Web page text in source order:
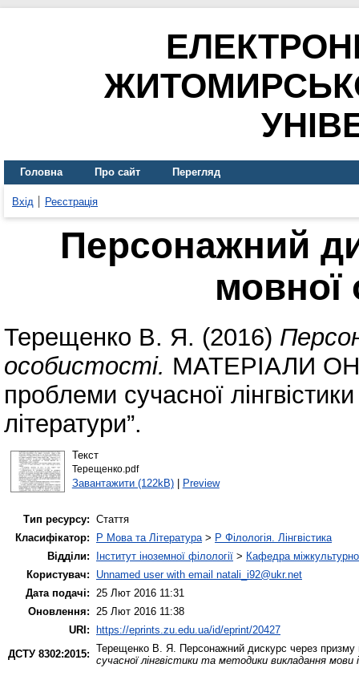
Головна Про сайт Перегляд
Вхід Реєстрація
Персонажний
мовної
Терещенко В. Я. (2016)
особистості. МАТЕРІАЛИ
проблеми сучасної
літератури”.
Текст
Терещенко.pdf
Завантажити (122kB)| Preview
Тип ресурсу: Стаття
Класифікатор:
P Мова та Література> P Філологія. Лінгвістика
Відділи:
Інститут іноземної філології > Кафедра
Користувач:
Unnamed user with email natali_i92@ukr.net
Дата подачі: 25 Лют 2016 11:31
Оновлення: 25 Лют 2016 11:38
URI:
https://eprints.zu.edu.ua/id/eprint/20427
ДСТУ 8302:2015: Терещенко В. Я. Персонажний дискурс через призму
сучасної лінгвістики та методики викладання мови